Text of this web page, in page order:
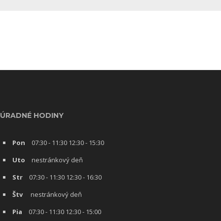
ÚRADNÉ HODINY
Pon 07:30 - 11:30 12:30 - 15:30
Uto nestránkový deň
Str 07:30 - 11:30 12:30 - 16:30
Štvnestránkový deň
Pia 07:30 - 11:30 12:30 - 15:00